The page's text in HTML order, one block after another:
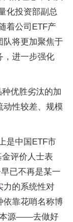
化投资部副总
着公司ETF产
队将更加聚焦于
，进一步强化
优胜劣汰的加
动性较差、规模
是中国ETF市
金评价人士表
已不再是某一
力的系统性对
依靠花哨名称博
本源——去做好